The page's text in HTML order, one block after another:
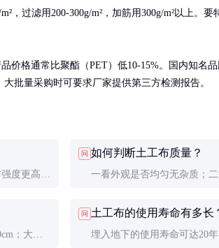
，过滤用200-300g/m²，加筋用300g/m²以上。
价格通常比聚酯（PET）低10-15%。国内知名
批量采购时可要求厂家提供第三方检测报告。
度更高，
问 如何判断土工布质量？
一看外观是否均匀无杂质；
告。
；大面
问 土工布的使用寿命有多长
埋入地下的使用寿命可达20